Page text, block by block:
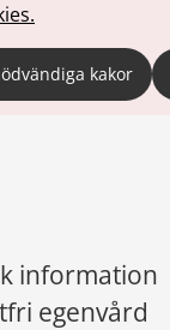
kakor
information
egenvård